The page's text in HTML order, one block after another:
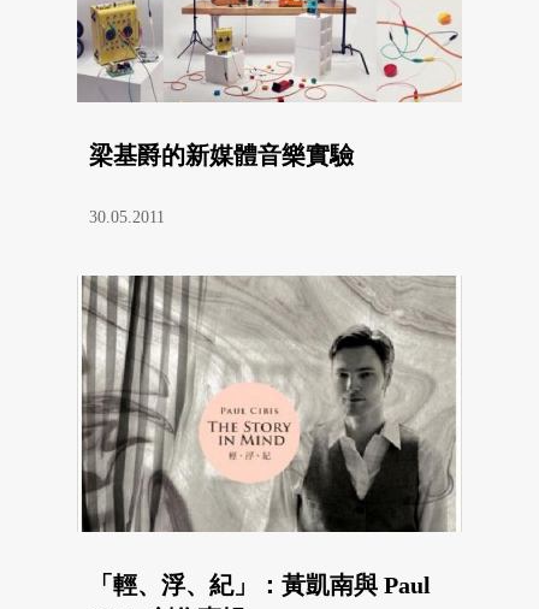
梁基爵的新媒體音樂實驗
30.05.2011
「輕、浮、紀」：黃凱南與 Paul